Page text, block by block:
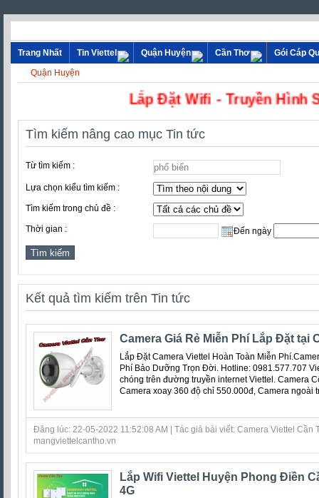
Trang Nhất Tin Viettel Quận Huyện Cần Thơ
Gói Cáp
Quận Huyện
Lắp Đặt Wifi - Truyền
Tìm kiếm nâng cao mục Tin tức
Từ tìm kiếm :
Lựa chọn kiểu tìm kiếm :
Tìm kiếm trong chủ đề :
Thời gian : Đến ngày
Kết quả tìm kiếm trên Tin tức
Camera Giá Rẻ Miễn Phí Lắp Đặt tại
Lắp Đặt Camera Viettel Hoàn Toàn Miễn
Phí Bảo Dưỡng Trọn Đời. Hotline: 0981.577.707
chóng trên đường truyền internet Viettel. Camera
Camera xoay 360 độ chỉ 550.000đ, Camera ngoài
Đăng lúc: 22-05-2022 11:52:08 AM | Tác giả bài viết: Camera Viettel Cần
mangviettelcantho.vn
Lắp Wifi Viettel Huyện Phong Điền
4G